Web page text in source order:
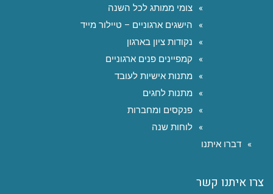
צומי ממותג לכל השנה
הישגים ארגוניים – טיילור מייד
נקודות ציון בארגון
קמפיינים פנים ארגוניים
מתנות אישיות לעובד
מתנות לחגים
פנקסים ומחברות
לוחות שנה
דברו איתנו
צרו איתנו קשר